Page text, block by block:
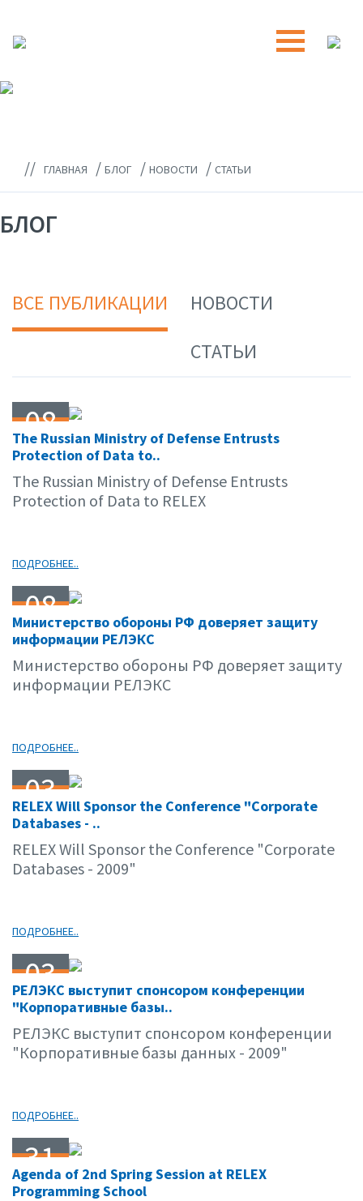
// ГЛАВНАЯ / БЛОГ / НОВОСТИ / СТАТЬИ
БЛОГ
ВСЕ ПУБЛИКАЦИИ
НОВОСТИ
СТАТЬИ
08
04.09
The Russian Ministry of Defense Entrusts
Protection of Data to..
The Russian Ministry of Defense Entrusts
Protection of Data to RELEX
ПОДРОБНЕЕ..
08
04.09
Министерство обороны РФ доверяет защиту
информации РЕЛЭКС
Министерство обороны РФ доверяет защиту
информации РЕЛЭКС
ПОДРОБНЕЕ..
03
04.09
RELEX Will Sponsor the Conference "Corporate
Databases - ..
RELEX Will Sponsor the Conference "Corporate
Databases - 2009"
ПОДРОБНЕЕ..
03
04.09
РЕЛЭКС выступит спонсором конференции
"Корпоративные базы..
РЕЛЭКС выступит спонсором конференции
"Корпоративные базы данных - 2009"
ПОДРОБНЕЕ..
31
03.09
Agenda of 2nd Spring Session at RELEX
Programming School